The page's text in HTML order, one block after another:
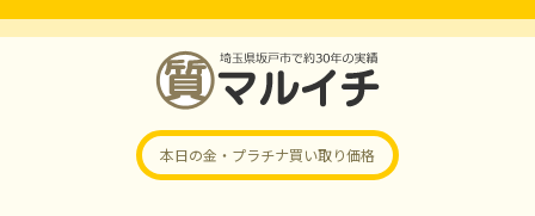
本日の金・プラチナ買い取り価格